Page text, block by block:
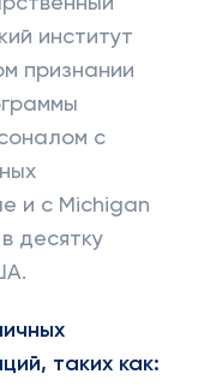
институт
признании
с
и с Michigan
десятку
таких как: